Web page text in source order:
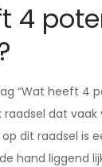
4
“Wat heeft 4
raadsel dat
dit raadsel is
hand liggend